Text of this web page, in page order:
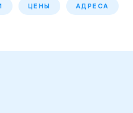
ЦЕНЫ АДРЕСА